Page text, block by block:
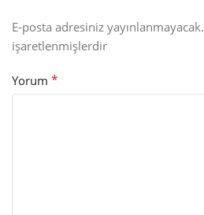
E-posta adresiniz yayınlanmayacak.
işaretlenmişlerdir
Yorum *